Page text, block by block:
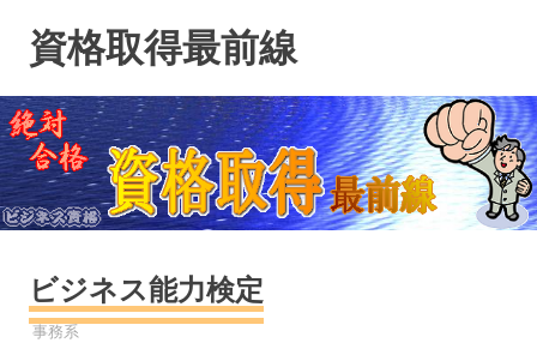
ン
ツ
へ
ス
キ
資格取得最前線
ビジネス能力検定
資格
事務系